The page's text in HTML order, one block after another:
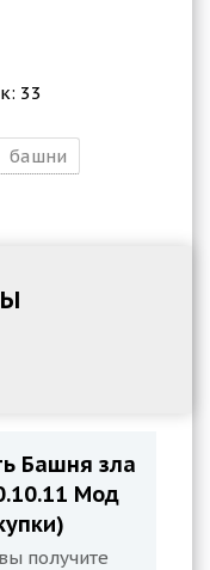
33
башни
Башня зла
Мод
получите